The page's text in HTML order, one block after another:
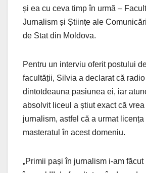
și ea cu ceva timp în urmă –
Jurnalism și Științe ale
de Stat din Moldova.
Pentru un interviu oferit postului
facultății, Silvia a declarat că
dintotdeauna pasiunea ei, iar
absolvit liceul a știut exact că vrea
jurnalism, astfel că a urmat licența
masteratul în acest domeniu.
„Primii pași în jurnalism i-am